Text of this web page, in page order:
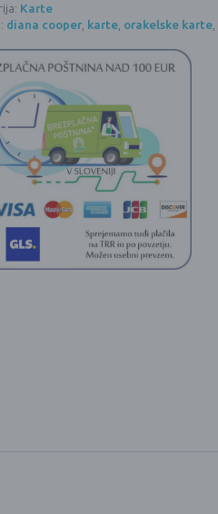
Karte
diana cooper, karte, orakelske karte,